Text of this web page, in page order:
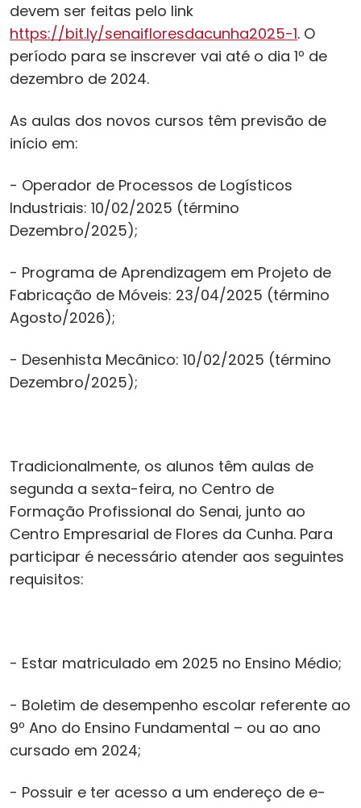
devem ser feitas pelo link
https://bit.ly/senaifloresdacunha2025-1. O
período para se inscrever vai até o dia 1º de
dezembro de 2024.
As aulas dos novos cursos têm previsão de
início em:
- Operador de Processos de Logísticos
Industriais: 10/02/2025 (término
Dezembro/2025);
- Programa de Aprendizagem em Projeto de
Fabricação de Móveis: 23/04/2025 (término
Agosto/2026);
- Desenhista Mecânico: 10/02/2025 (término
Dezembro/2025);
Tradicionalmente, os alunos têm aulas de
segunda a sexta-feira, no Centro de
Formação Profissional do Senai, junto ao
Centro Empresarial de Flores da Cunha. Para
participar é necessário atender aos seguintes
requisitos:
- Estar matriculado em 2025 no Ensino Médio;
- Boletim de desempenho escolar referente ao
9º Ano do Ensino Fundamental – ou ao ano
cursado em 2024;
- Possuir e ter acesso a um endereço de e-